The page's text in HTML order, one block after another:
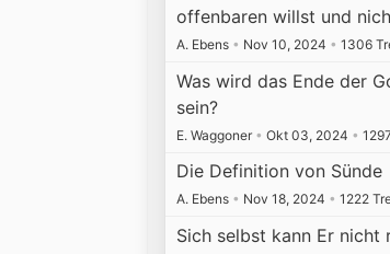
offenbaren willst und
A. Ebens • Nov 10, 2024 • 1306
Was wird das Ende der
sein?
E. Waggoner • Okt 03, 2024 •
Die Definition von Sünde
A. Ebens • Nov 18, 2024 • 1222
Sich selbst kann Er nicht